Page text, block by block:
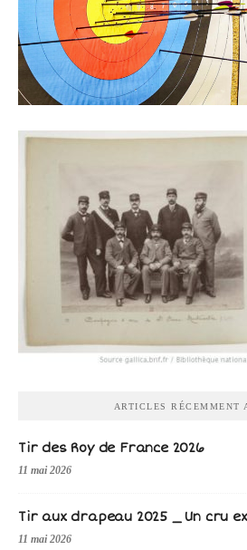
ARTICLES RÉCEMMENT
Tir des Roy de France 2026
11 mai 2026
Tir aux drapeau 2025 _ Un cru
11 mai 2026